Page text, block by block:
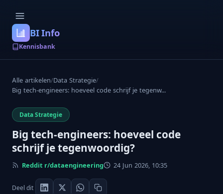
BI Info
Kennisbank
Alle artikelen/Data Strategie/
Big tech-engineers: hoeveel code schrijf je tegenw...
Data Strategie
Big tech-engineers: hoeveel code
schrijf je tegenwoordig?
Reddit r/dataengineering 24 Jun 2026, 10:35
Deel dit